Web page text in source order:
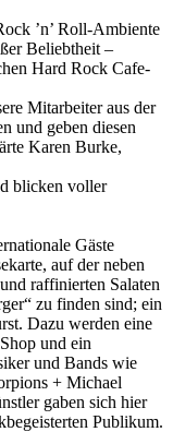
’n’ Roll-Ambiente
Beliebtheit –
Hard Rock Cafe-
Mitarbeiter aus der
und geben diesen
Karen Burke,
blicken voller
Gäste
auf der neben
raffinierten Salaten
zu finden sind; ein
Dazu werden eine
und ein
und Bands wie
+ Michael
gaben sich hier
Publikum.